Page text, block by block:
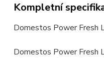
Kompletní
Domestos Power Fresh
Domestos Power Fresh